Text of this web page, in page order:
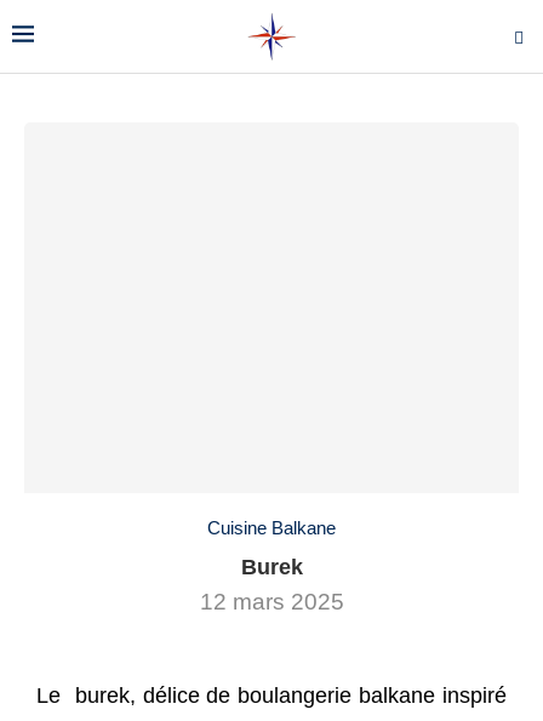
Cuisine Balkane
Burek
12 mars 2025
Le burek, délice de boulangerie balkane inspiré